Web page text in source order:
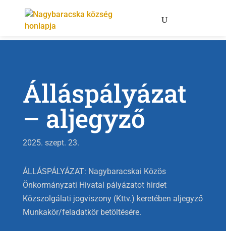
Álláspályázat
– aljegyző
2025. szept. 23.
ÁLLÁSPÁLYÁZAT: Nagybaracskai Közös
Önkormányzati Hivatal pályázatot hirdet
Közszolgálati jogviszony (Kttv.) keretében aljegyző
Munkakör/feladatkör betöltésére.